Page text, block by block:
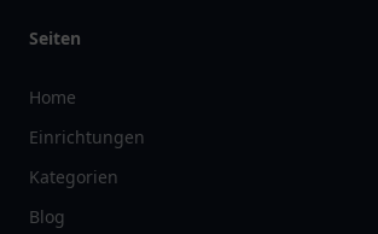
Seiten
Home
Einrichtungen
Kategorien
Blog